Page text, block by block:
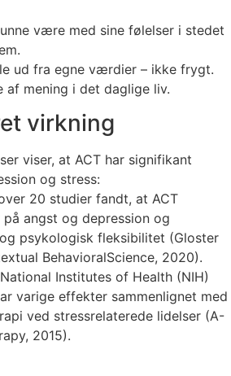
være med sine følelser i stedet
ud fra egne værdier – ikke frygt.
af mening i det daglige liv.
virkning
viser, at ACT har signifikant
og stress:
20 studier fandt, at ACT
angst og depression og
psykologisk fleksibilitet (Gloster
BehavioralScience, 2020).
National Institutes of Health (NIH)
varige effekter sammenlignet med
ved stressrelaterede lidelser (A-
, 2015).